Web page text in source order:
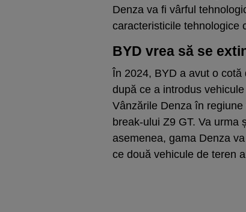
Denza va fi vârful
caracteristicile tehnologice
BYD vrea să se
În 2024, BYD a avut o
după ce a introdus
Vânzările Denza în
break-ului Z9 GT. Va urma
asemenea, gama Denza
ce două vehicule de teren